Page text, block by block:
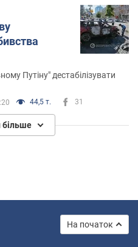
Путіну" дестабілізувати
44,5 т. 31
більше
На початок